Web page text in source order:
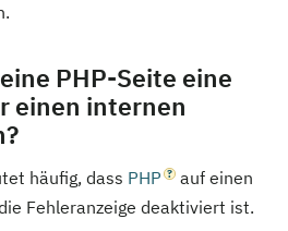
PHP-Seite eine
einen internen
häufig, dass PHP
auf einen
Fehleranzeige deaktiviert ist.